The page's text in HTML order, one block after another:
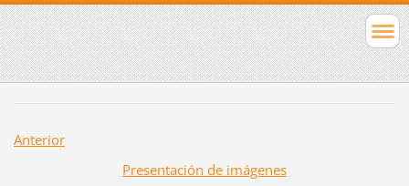
Anterior
Presentación de imágenes